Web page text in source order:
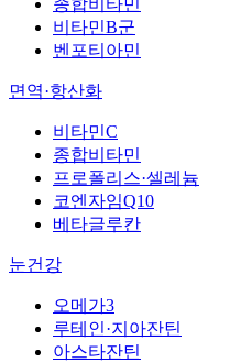
비타민B군
벤포티아민
면역·항산화
비타민C
종합비타민
프로폴리스·셀레늄
코엔자임Q10
베타글루칸
눈건강
오메가3
루테인·지아잔틴
아스타잔틴